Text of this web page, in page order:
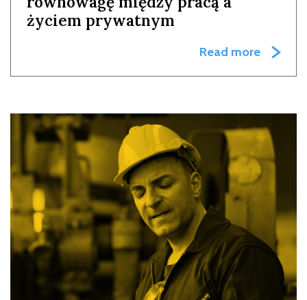
życiem prywatnym
Read more